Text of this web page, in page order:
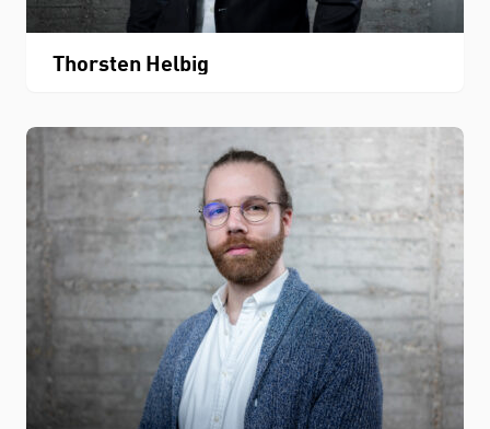
STUDIUM
FACHBEREICH
THEMEN
Thorsten Helbig